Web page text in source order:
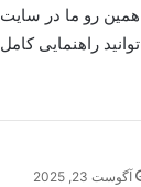
رو ما در سایت
راهنمایی
آگوست 23, 2025